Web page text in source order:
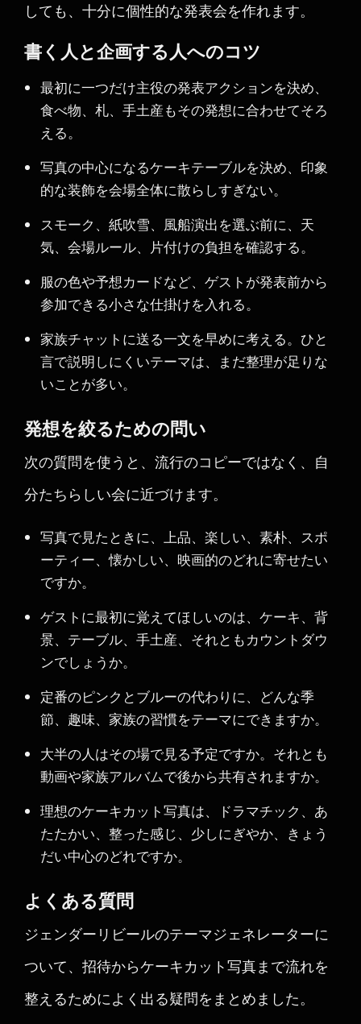
しても、十分に個性的な発表会を作れます。
書く人と企画する人へのコツ
最初に一つだけ主役の発表アクションを決め、
食べ物、札、手土産もその発想に合わせてそろ
える。
写真の中心になるケーキテーブルを決め、印象
的な装飾を会場全体に散らしすぎない。
スモーク、紙吹雪、風船演出を選ぶ前に、天
気、会場ルール、片付けの負担を確認する。
服の色や予想カードなど、ゲストが発表前から
参加できる小さな仕掛けを入れる。
家族チャットに送る一文を早めに考える。ひと
言で説明しにくいテーマは、まだ整理が足りな
いことが多い。
発想を絞るための問い
次の質問を使うと、流行のコピーではなく、自
分たちらしい会に近づけます。
写真で見たときに、上品、楽しい、素朴、スポ
ーティー、懐かしい、映画的のどれに寄せたい
ですか。
ゲストに最初に覚えてほしいのは、ケーキ、背
景、テーブル、手土産、それともカウントダウ
ンでしょうか。
定番のピンクとブルーの代わりに、どんな季
節、趣味、家族の習慣をテーマにできますか。
大半の人はその場で見る予定ですか。それとも
動画や家族アルバムで後から共有されますか。
理想のケーキカット写真は、ドラマチック、あ
たたかい、整った感じ、少しにぎやか、きょう
だい中心のどれですか。
よくある質問
ジェンダーリビールのテーマジェネレーターに
ついて、招待からケーキカット写真まで流れを
整えるためによく出る疑問をまとめました。